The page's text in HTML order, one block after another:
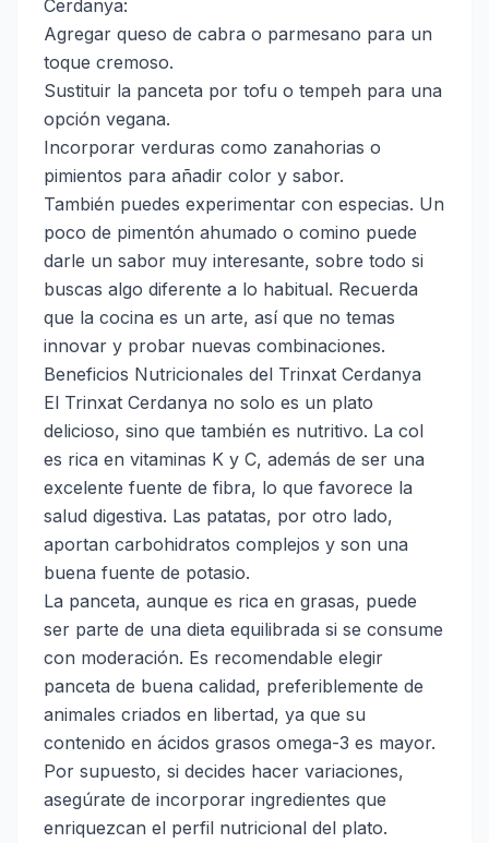
Cerdanya:
Agregar queso de cabra o parmesano para un
toque cremoso.
Sustituir la panceta por tofu o tempeh para una
opción vegana.
Incorporar verduras como zanahorias o
pimientos para añadir color y sabor.
También puedes experimentar con especias. Un
poco de pimentón ahumado o comino puede
darle un sabor muy interesante, sobre todo si
buscas algo diferente a lo habitual. Recuerda
que la cocina es un arte, así que no temas
innovar y probar nuevas combinaciones.
Beneficios Nutricionales del Trinxat Cerdanya
El Trinxat Cerdanya no solo es un plato
delicioso, sino que también es nutritivo. La col
es rica en vitaminas K y C, además de ser una
excelente fuente de fibra, lo que favorece la
salud digestiva. Las patatas, por otro lado,
aportan carbohidratos complejos y son una
buena fuente de potasio.
La panceta, aunque es rica en grasas, puede
ser parte de una dieta equilibrada si se consume
con moderación. Es recomendable elegir
panceta de buena calidad, preferiblemente de
animales criados en libertad, ya que su
contenido en ácidos grasos omega-3 es mayor.
Por supuesto, si decides hacer variaciones,
asegúrate de incorporar ingredientes que
enriquezcan el perfil nutricional del plato.